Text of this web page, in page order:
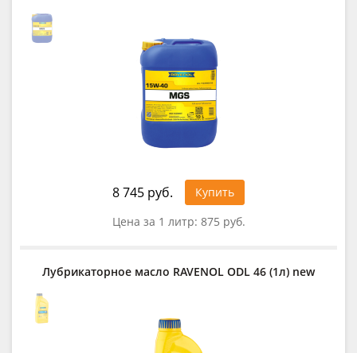
8 745 руб.
Купить
Цена за 1 литр: 875 руб.
Лубрикаторное масло RAVENOL ODL 46 (1л) new